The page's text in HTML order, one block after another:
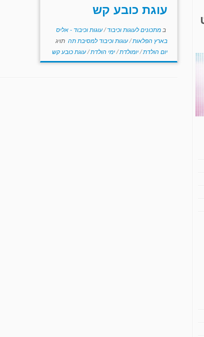
עוגת כובע קש
במתכונים לעוגות וכיבוד/עוגות וכיבוד - אליס
בארץ הפלאות/עוגות וכיבוד למסיבת תה תויג
יום הולדת/יומולדת/ימי הולדת/עוגת כובע קש